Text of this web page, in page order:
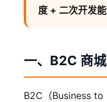
度 + 二次开发
一、B2C 商城
B2C（Business